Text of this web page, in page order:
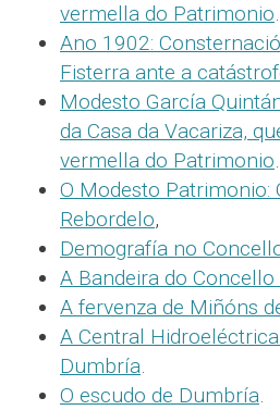
vermella do Patrimonio.
Ano 1902:
Fisterra ante a
Modesto García
da Casa da Vacariza,
vermella do Patrimonio.
O Modesto Patrimonio:
Rebordelo,
Demografía no
A Bandeira do
A fervenza de Miñóns
A Central
Dumbría.
O escudo de Dumbría.